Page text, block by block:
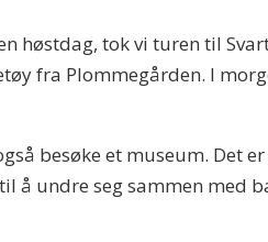
høstdag, tok vi turen til
fra Plommegården. I
besøke et museum. Det
å undre seg sammen med